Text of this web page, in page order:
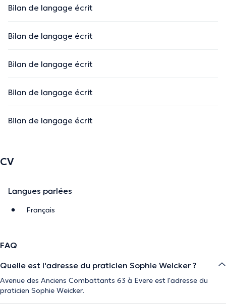
Bilan de langage écrit
Bilan de langage écrit
Bilan de langage écrit
Bilan de langage écrit
Bilan de langage écrit
CV
Langues parlées
Français
FAQ
Quelle est l'adresse du praticien Sophie Weicker ?
Avenue des Anciens Combattants 63 à Evere est l'adresse du
praticien Sophie Weicker.